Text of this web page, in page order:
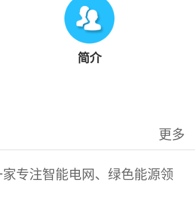
简介
更多
专注智能电网、绿色能源领